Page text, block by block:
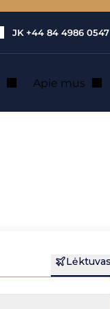
JK +44 84 4986 0547
Apie mus